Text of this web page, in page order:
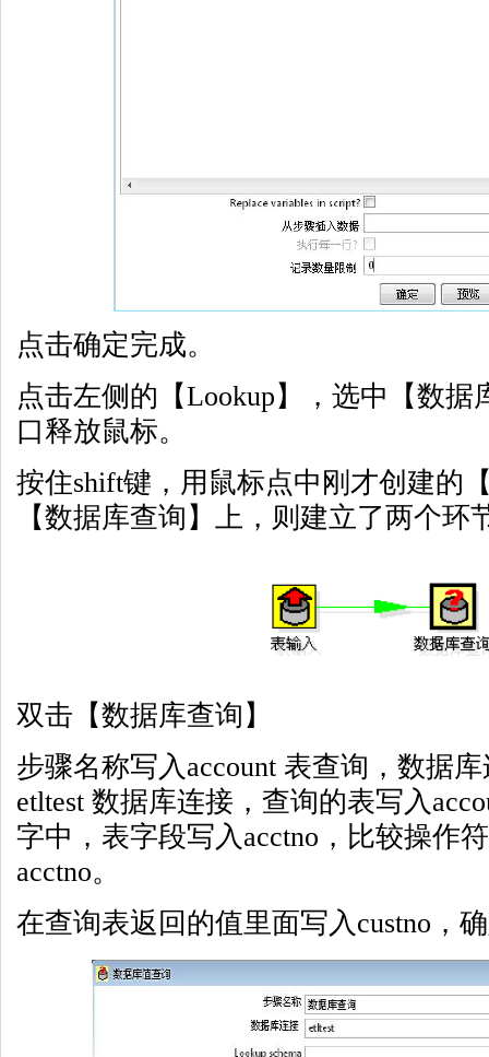
点击确定完成。
点击左侧的【Lookup】，选中【数
口释放鼠标。
按住shift键，用鼠标点中刚才创建的
【数据库查询】上，则建立了两个环
双击【数据库查询】
步骤名称写入account 表查询，数据
etltest 数据库连接，查询的表写入
字中，表字段写入acctno，比较操作
acctno。
在查询表返回的值里面写入custno，